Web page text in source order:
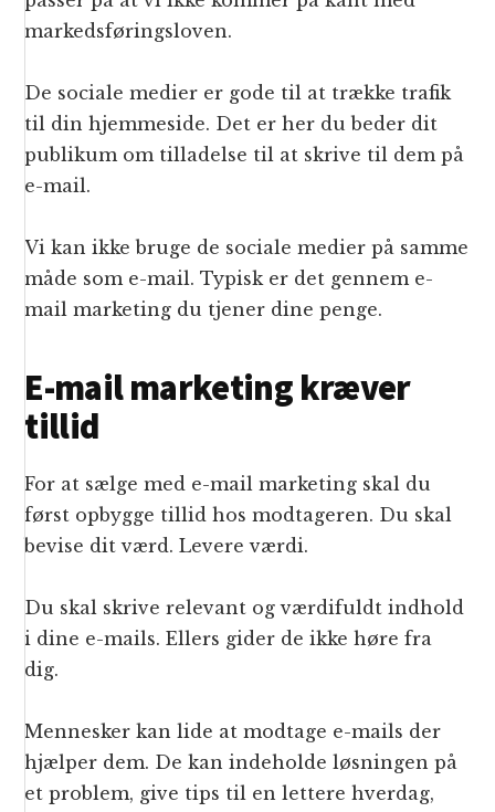
markedsføringsloven.
De sociale medier er gode til at trække trafik
til din hjemmeside. Det er her du beder dit
publikum om tilladelse til at skrive til dem på
e-mail.
Vi kan ikke bruge de sociale medier på samme
måde som e-mail. Typisk er det gennem e-
mail marketing du tjener dine penge.
E-mail marketing kræver
tillid
For at sælge med e-mail marketing skal du
først opbygge tillid hos modtageren. Du skal
bevise dit værd. Levere værdi.
Du skal skrive relevant og værdifuldt indhold
i dine e-mails. Ellers gider de ikke høre fra
dig.
Mennesker kan lide at modtage e-mails der
hjælper dem. De kan indeholde løsningen på
et problem, give tips til en lettere hverdag,